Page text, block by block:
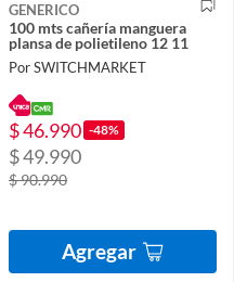
GENERICO
100 mts cañería manguera
plansa de polietileno 12 11
Por SWITCHMARKET
$ 46.990 -48%
$ 49.990
$ 90.990
Agregar